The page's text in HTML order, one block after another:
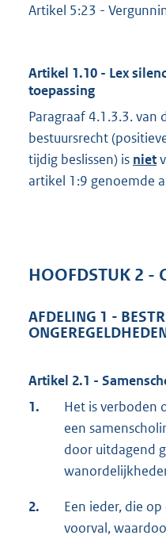
Artikel 5:23 -
Artikel 1.10 - Lex
toepassing
Paragraaf 4.1.3.3. van
bestuursrecht
tijdig beslissen) is niet
artikel 1:9 genoemde
HOOFDSTUK 2 -
AFDELING 1 -
Artikel 2.1 -
1.
Het is verboden
een
door uitdagend
2.
Een ieder, die
voorval,